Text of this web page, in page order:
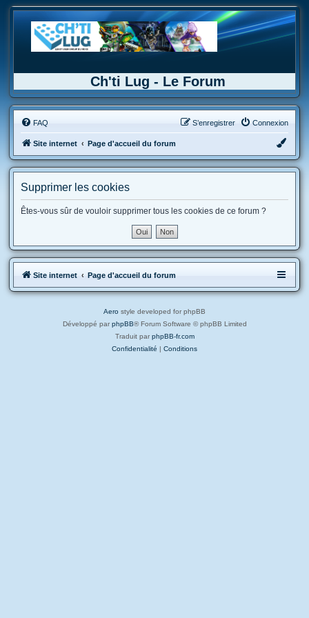
Ch'ti Lug - Le Forum
FAQ Connexion
S’enregistrer
Site internet Page d'accueil du forum
Supprimer les cookies
Êtes-vous sûr de vouloir supprimer tous les cookies de ce forum ?
Site internet Page d'accueil du forum
Aero style developed for phpBB
Développé par phpBB® Forum Software © phpBB Limited
Traduit par phpBB-fr.com
Confidentialité | Conditions